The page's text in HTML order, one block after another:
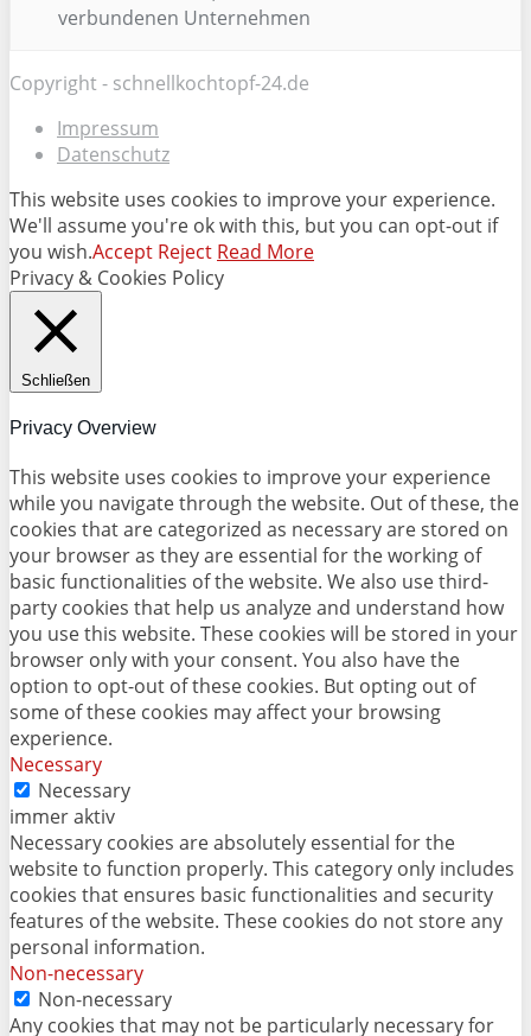
verbundenen Unternehmen
Copyright - schnellkochtopf-24.de
Impressum
Datenschutz
This website uses cookies to improve your experience.
We'll assume you're ok with this, but you can opt-out if
you wish.Accept Reject Read More
Privacy & Cookies Policy
Schließen
Privacy Overview
This website uses cookies to improve your experience
while you navigate through the website. Out of these, the
cookies that are categorized as necessary are stored on
your browser as they are essential for the working of
basic functionalities of the website. We also use third-
party cookies that help us analyze and understand how
you use this website. These cookies will be stored in your
browser only with your consent. You also have the
option to opt-out of these cookies. But opting out of
some of these cookies may affect your browsing
experience.
Necessary
Necessary
immer aktiv
Necessary cookies are absolutely essential for the
website to function properly. This category only includes
cookies that ensures basic functionalities and security
features of the website. These cookies do not store any
personal information.
Non-necessary
Non-necessary
Any cookies that may not be particularly necessary for